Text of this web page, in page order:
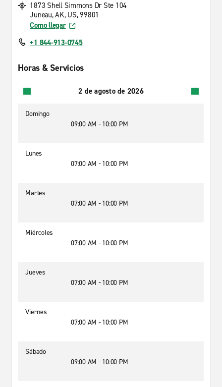
1873 Shell Simmons Dr Ste 104
Juneau, AK, US, 99801
Como llegar
+1 844-913-0745
Horas & Servicios
2 de agosto de 2026
Domingo
09:00 AM - 10:00 PM
Lunes
07:00 AM - 10:00 PM
Martes
07:00 AM - 10:00 PM
Miércoles
07:00 AM - 10:00 PM
Jueves
07:00 AM - 10:00 PM
Viernes
07:00 AM - 10:00 PM
Sábado
09:00 AM - 10:00 PM